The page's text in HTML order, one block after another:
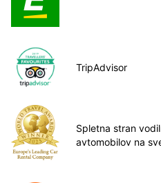
TripAdvisor
Spletna stran
avtomobilov na